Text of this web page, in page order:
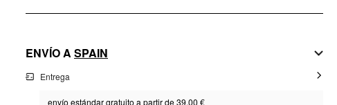
ENVÍO A SPAIN
Entrega
envío estándar gratuito a partir de 39,00 €